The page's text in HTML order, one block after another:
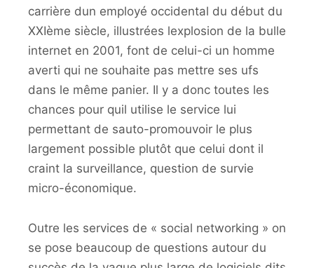
carrière dun employé occidental du début du
XXIème siècle, illustrées lexplosion de la bulle
internet en 2001, font de celui-ci un homme
averti qui ne souhaite pas mettre ses ufs
dans le même panier. Il y a donc toutes les
chances pour quil utilise le service lui
permettant de sauto-promouvoir le plus
largement possible plutôt que celui dont il
craint la surveillance, question de survie
micro-économique.
Outre les services de « social networking » on
se pose beaucoup de questions autour du